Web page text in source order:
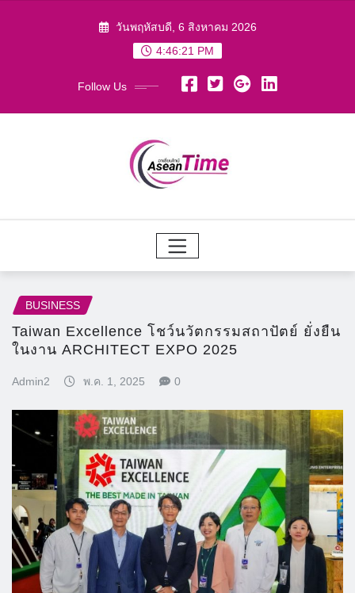
วันพฤหัสบดี, 6 สิงหาคม 2026
4:46:23 PM
Follow Us
BUSINESS
Taiwan Excellence โชว์นวัตกรรมสถาปัตย์ ยั่งยืน
ในงาน ARCHITECT EXPO 2025
Admin2 พ.ค. 1, 2025 0